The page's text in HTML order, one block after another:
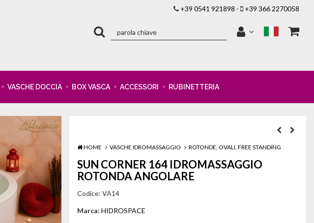
+39 0541 921898 - +39 366 2270058
VASCHE DOCCIA BOX VASCA ACCESSORI RUBINETTERIA
HOME VASCHE IDROMASSAGGIO ROTONDE, OVALI, FREE STANDING
SUN CORNER 164 IDROMASSAGGIO
ROTONDA ANGOLARE
Codice: VA14
Marca: HIDROSPACE